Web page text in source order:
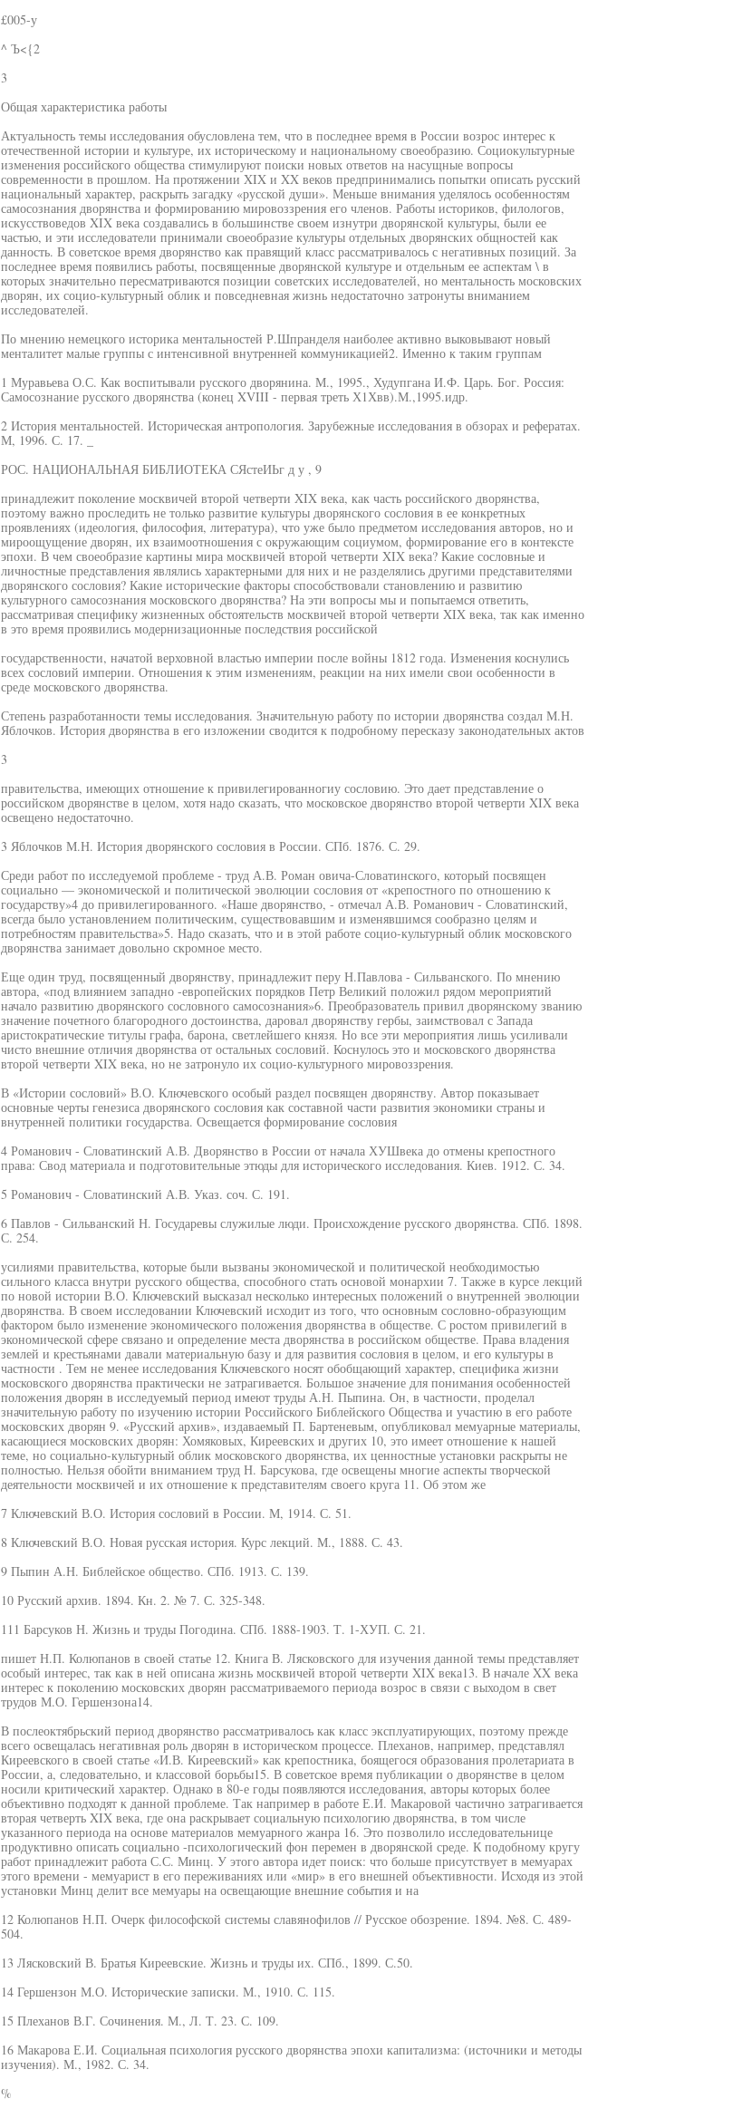
£005-у
^ Ъ<{2
3
Общая характеристика работы
Актуальность темы исследования обусловлена тем, что в последнее время в России возрос интерес к
отечественной истории и культуре, их историческому и национальному своеобразию. Социокультурные
изменения российского общества стимулируют поиски новых ответов на насущные вопросы
современности в прошлом. На протяжении XIX и XX веков предпринимались попытки описать русский
национальный характер, раскрыть загадку «русской души». Меньше внимания уделялось особенностям
самосознания дворянства и формированию мировоззрения его членов. Работы историков, филологов,
искусствоведов XIX века создавались в большинстве своем изнутри дворянской культуры, были ее
частью, и эти исследователи принимали своеобразие культуры отдельных дворянских общностей как
данность. В советское время дворянство как правящий класс рассматривалось с негативных позиций. За
последнее время появились работы, посвященные дворянской культуре и отдельным ее аспектам \ в
которых значительно пересматриваются позиции советских исследователей, но ментальность московских
дворян, их социо-культурный облик и повседневная жизнь недостаточно затронуты вниманием
исследователей.
По мнению немецкого историка ментальностей Р.Шпранделя наиболее активно выковывают новый
менталитет малые группы с интенсивной внутренней коммуникацией2. Именно к таким группам
1 Муравьева О.С. Как воспитывали русского дворянина. М., 1995., Худупгана И.Ф. Царь. Бог. Россия:
Самосознание русского дворянства (конец XVIII - первая треть Х1Хвв).М.,1995.идр.
2 История ментальностей. Историческая антропология. Зарубежные исследования в обзорах и рефератах.
М, 1996. С. 17. _
РОС. НАЦИОНАЛЬНАЯ БИБЛИОТЕКА СЯстеИЬг д у , 9
принадлежит поколение москвичей второй четверти XIX века, как часть российского дворянства,
поэтому важно проследить не только развитие культуры дворянского сословия в ее конкретных
проявлениях (идеология, философия, литература), что уже было предметом исследования авторов, но и
мироощущение дворян, их взаимоотношения с окружающим социумом, формирование его в контексте
эпохи. В чем своеобразие картины мира москвичей второй четверти XIX века? Какие сословные и
личностные представления являлись характерными для них и не разделялись другими представителями
дворянского сословия? Какие исторические факторы способствовали становлению и развитию
культурного самосознания московского дворянства? На эти вопросы мы и попытаемся ответить,
рассматривая специфику жизненных обстоятельств москвичей второй четверти XIX века, так как именно
в это время проявились модернизационные последствия российской
государственности, начатой верховной властью империи после войны 1812 года. Изменения коснулись
всех сословий империи. Отношения к этим изменениям, реакции на них имели свои особенности в
среде московского дворянства.
Степень разработанности темы исследования. Значительную работу по истории дворянства создал М.Н.
Яблочков. История дворянства в его изложении сводится к подробному пересказу законодательных актов
3
правительства, имеющих отношение к привилегированногиу сословию. Это дает представление о
российском дворянстве в целом, хотя надо сказать, что московское дворянство второй четверти XIX века
освещено недостаточно.
3 Яблочков М.Н. История дворянского сословия в России. СПб. 1876. С. 29.
Среди работ по исследуемой проблеме - труд А.В. Роман овича-Словатинского, который посвящен
социально — экономической и политической эволюции сословия от «крепостного по отношению к
государству»4 до привилегированного. «Наше дворянство, - отмечал А.В. Романович - Словатинский,
всегда было установлением политическим, существовавшим и изменявшимся сообразно целям и
потребностям правительства»5. Надо сказать, что и в этой работе социо-культурный облик московского
дворянства занимает довольно скромное место.
Еще один труд, посвященный дворянству, принадлежит перу Н.Павлова - Сильванского. По мнению
автора, «под влиянием западно -европейских порядков Петр Великий положил рядом мероприятий
начало развитию дворянского сословного самосознания»6. Преобразователь привил дворянскому званию
значение почетного благородного достоинства, даровал дворянству гербы, заимствовал с Запада
аристократические титулы графа, барона, светлейшего князя. Но все эти мероприятия лишь усиливали
чисто внешние отличия дворянства от остальных сословий. Коснулось это и московского дворянства
второй четверти XIX века, но не затронуло их социо-культурного мировоззрения.
В «Истории сословий» В.О. Ключевского особый раздел посвящен дворянству. Автор показывает
основные черты генезиса дворянского сословия как составной части развития экономики страны и
внутренней политики государства. Освещается формирование сословия
4 Романович - Словатинский А.В. Дворянство в России от начала ХУШвека до отмены крепостного
права: Свод материала и подготовительные этюды для исторического исследования. Киев. 1912. С. 34.
5 Романович - Словатинский А.В. Указ. соч. С. 191.
6 Павлов - Сильванский Н. Государевы служилые люди. Происхождение русского дворянства. СПб. 1898.
С. 254.
усилиями правительства, которые были вызваны экономической и политической необходимостью
сильного класса внутри русского общества, способного стать основой монархии 7. Также в курсе лекций
по новой истории В.О. Ключевский высказал несколько интересных положений о внутренней эволюции
дворянства. В своем исследовании Ключевский исходит из того, что основным сословно-образующим
фактором было изменение экономического положения дворянства в обществе. С ростом привилегий в
экономической сфере связано и определение места дворянства в российском обществе. Права владения
землей и крестьянами давали материальную базу и для развития сословия в целом, и его культуры в
частности . Тем не менее исследования Ключевского носят обобщающий характер, специфика жизни
московского дворянства практически не затрагивается. Большое значение для понимания особенностей
положения дворян в исследуемый период имеют труды А.Н. Пыпина. Он, в частности, проделал
значительную работу по изучению истории Российского Библейского Общества и участию в его работе
московских дворян 9. «Русский архив», издаваемый П. Бартеневым, опубликовал мемуарные материалы,
касающиеся московских дворян: Хомяковых, Киреевских и других 10, это имеет отношение к нашей
теме, но социально-культурный облик московского дворянства, их ценностные установки раскрыты не
полностью. Нельзя обойти вниманием труд Н. Барсукова, где освещены многие аспекты творческой
деятельности москвичей и их отношение к представителям своего круга 11. Об этом же
7 Ключевский В.О. История сословий в России. М, 1914. С. 51.
8 Ключевский В.О. Новая русская история. Курс лекций. М., 1888. С. 43.
9 Пыпин А.Н. Библейское общество. СПб. 1913. С. 139.
10 Русский архив. 1894. Кн. 2. № 7. С. 325-348.
111 Барсуков Н. Жизнь и труды Погодина. СПб. 1888-1903. Т. 1-ХУП. С. 21.
пишет Н.П. Колюпанов в своей статье 12. Книга В. Лясковского для изучения данной темы представляет
особый интерес, так как в ней описана жизнь москвичей второй четверти XIX века13. В начале XX века
интерес к поколению московских дворян рассматриваемого периода возрос в связи с выходом в свет
трудов М.О. Гершензона14.
В послеоктябрьский период дворянство рассматривалось как класс эксплуатирующих, поэтому прежде
всего освещалась негативная роль дворян в историческом процессе. Плеханов, например, представлял
Киреевского в своей статье «И.В. Киреевский» как крепостника, боящегося образования пролетариата в
России, а, следовательно, и классовой борьбы15. В советское время публикации о дворянстве в целом
носили критический характер. Однако в 80-е годы появляются исследования, авторы которых более
объективно подходят к данной проблеме. Так например в работе Е.И. Макаровой частично затрагивается
вторая четверть XIX века, где она раскрывает социальную психологию дворянства, в том числе
указанного периода на основе материалов мемуарного жанра 16. Это позволило исследовательнице
продуктивно описать социально -психологический фон перемен в дворянской среде. К подобному кругу
работ принадлежит работа С.С. Минц. У этого автора идет поиск: что больше присутствует в мемуарах
этого времени - мемуарист в его переживаниях или «мир» в его внешней объективности. Исходя из этой
установки Минц делит все мемуары на освещающие внешние события и на
12 Колюпанов Н.П. Очерк философской системы славянофилов // Русское обозрение. 1894. №8. С. 489-
504.
13 Лясковский В. Братья Киреевские. Жизнь и труды их. СПб., 1899. С.50.
14 Гершензон М.О. Исторические записки. М., 1910. С. 115.
15 Плеханов В.Г. Сочинения. М., Л. Т. 23. С. 109.
16 Макарова Е.И. Социальная психология русского дворянства эпохи капитализма: (источники и методы
изучения). М., 1982. С. 34.
%